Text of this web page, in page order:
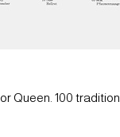
100